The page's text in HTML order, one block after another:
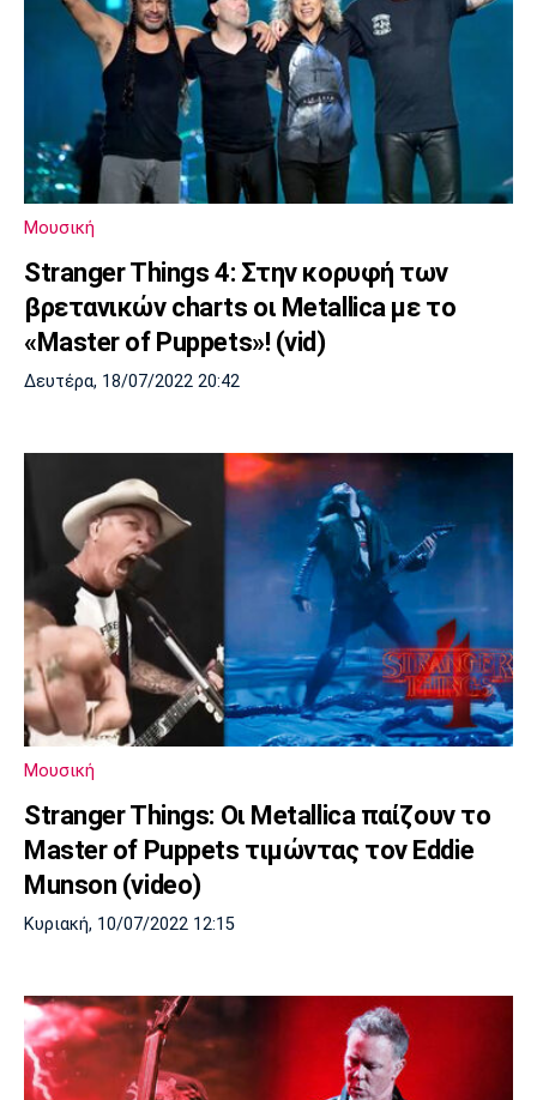
Μουσική
Stranger Things 4: Στην κορυφή των
βρετανικών charts οι Metallica με το
«Master of Puppets»! (vid)
Δευτέρα, 18/07/2022 20:42
Μουσική
Stranger Things: Οι Metallica παίζουν το
Master of Puppets τιμώντας τον Eddie
Munson (video)
Κυριακή, 10/07/2022 12:15